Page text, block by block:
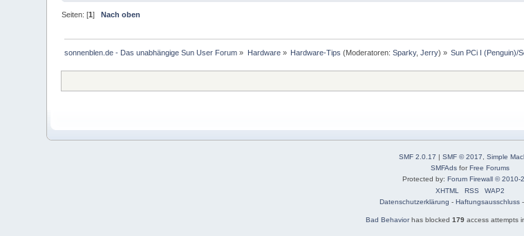
Seiten: [1]Nach oben
sonnenblen.de - Das unabhängige Sun User Forum » Hardware» Hardware-Tips (Moderatoren:Sparky,Jerry) » Sun PCi I (Penguin)/
SMF 2.0.17 | SMF © 2017
Simple
SMFAdsforFree Forums
Protected by: Forum Firewall © 2010-
XHTML
RSS
WAP2
Datenschutzerklärung - Haftungsausschluss-
Bad Behaviorhas blocked 179 access attempts